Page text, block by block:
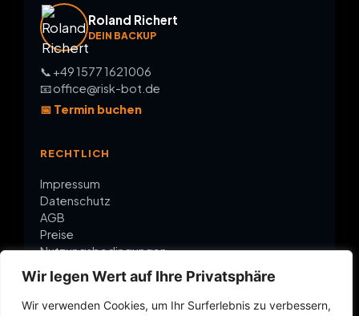
Wir legen Wert auf Ihre Privatsphäre
Wir verwenden Cookies, um Ihr Surferlebnis zu verbessern,
Roland Richert
DEIN BACKUP
📞 +49 1577 1621006
📧 office@risk-bot.de
📅 Termin buchen
RECHTLICH
Impressum
Datenschutz
AGB
Preise
Nutzungsbedingungen